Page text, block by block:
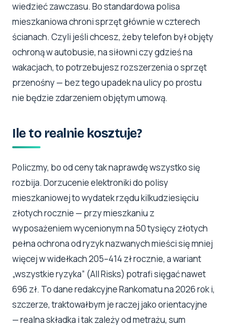
wiedzieć zawczasu. Bo standardowa polisa
mieszkaniowa chroni sprzęt głównie w czterech
ścianach. Czyli jeśli chcesz, żeby telefon był objęty
ochroną w autobusie, na siłowni czy gdzieś na
wakacjach, to potrzebujesz rozszerzenia o sprzęt
przenośny — bez tego upadek na ulicy po prostu
nie będzie zdarzeniem objętym umową.
Ile to realnie kosztuje?
Policzmy, bo od ceny tak naprawdę wszystko się
rozbija. Dorzucenie elektroniki do polisy
mieszkaniowej to wydatek rzędu kilkudziesięciu
złotych rocznie — przy mieszkaniu z
wyposażeniem wycenionym na 50 tysięcy złotych
pełna ochrona od ryzyk nazwanych mieści się mniej
więcej w widełkach 205–414 zł rocznie, a wariant
„wszystkie ryzyka” (All Risks) potrafi sięgać nawet
696 zł. To dane redakcyjne Rankomatu na 2026 rok i,
szczerze, traktowałbym je raczej jako orientacyjne
— realna składka i tak zależy od metrażu, sum